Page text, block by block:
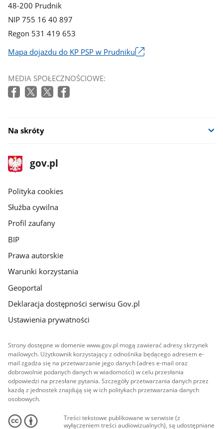
48-200 Prudnik
NIP 755 16 40 897
Regon 531 419 653
Mapa dojazdu do KP PSP w Prudniku
się
w
MEDIA SPOŁECZNOŚCIOWE:
Na skróty
stopka
gov.pl
Strona
gov.pl
gov.pl
Polityka cookies
Służba cywilna
Profil zaufany
BIP
Prawa autorskie
Warunki korzystania
Geoportal
Deklaracja dostępności serwisu Gov.pl
Ustawienia prywatności
Strony dostępne w domenie www.gov.pl mogą zawierać adresy skrzynek
mailowych. Użytkownik korzystający z odnośnika będącego adresem e-
mail zgadza się na przetwarzanie jego danych (adres e-mail oraz
dobrowolnie podanych danych w wiadomości) w celu przesłania
odpowiedzi na przesłane pytania. Szczegóły przetwarzania danych przez
każdą z jednostek znajdują się w ich politykach przetwarzania danych
osobowych.
Treści tekstowe publikowane w serwisie (z
wyłączeniem treści audiowizualnych), są udostępniane